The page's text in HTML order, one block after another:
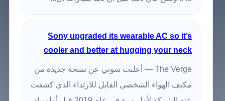
Sony upgraded its wearable AC so it’s
cooler and better at hugging your neck
The Verge — أعلنت سوني عن نسخة جديدة من
مكيف الهواء الشخصي القابل للارتداء الذي كشفت